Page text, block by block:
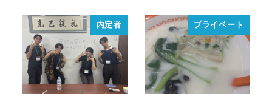
内定者 プライベート